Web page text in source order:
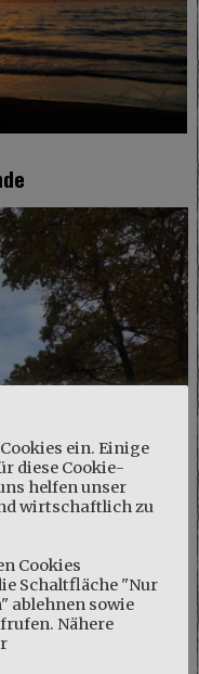
auf die
ein. Einige
diese Cookie-
helfen unser
wirtschaftlich zu
Cookies
Schaltfläche "Nur
ablehnen sowie
Nähere